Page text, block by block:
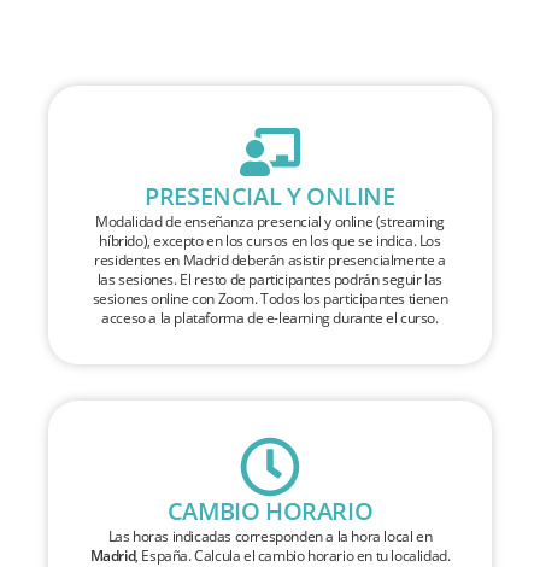
PRESENCIAL Y ONLINE
Modalidad de enseñanza presencial y online (streaming
híbrido), excepto en los cursos en los que se indica. Los
residentes en Madrid deberán asistir presencialmente a
las sesiones. El resto de participantes podrán seguir las
sesiones online con Zoom. Todos los participantes tienen
acceso a la plataforma de e-learning durante el curso.
CAMBIO HORARIO
Las horas indicadas corresponden a la hora local en
Madrid, España. Calcula el cambio horario en tu localidad.